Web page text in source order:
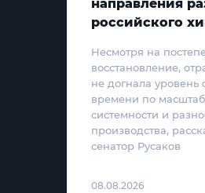
направления
российского
Несмотря на
восстановление,
не догнала уровень
времени по
системности и
производства,
сенатор Русаков
08.08.2026